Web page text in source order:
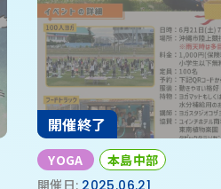
開催終了
YOGA
本島中部